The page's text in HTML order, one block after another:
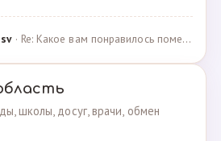
sv· Re: Какое вам понравилось помещения для проведения … · 07.05.2025
школы, досуг, врачи, обмен